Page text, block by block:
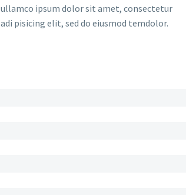
ullamco ipsum dolor sit amet, consectetur
adi pisicing elit, sed do eiusmod temdolor.